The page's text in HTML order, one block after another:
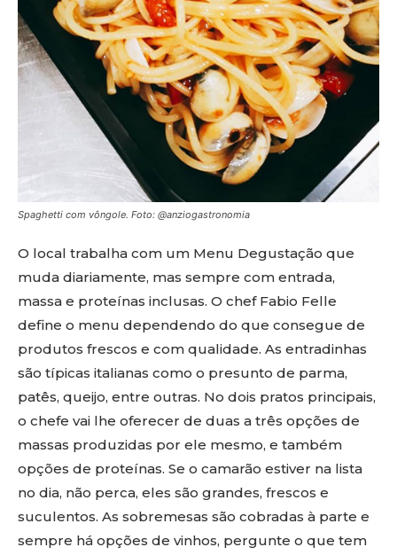
Spaghetti com vôngole. Foto: @anziogastronomia
O local trabalha com um Menu Degustação que
muda diariamente, mas sempre com entrada,
massa e proteínas inclusas. O chef Fabio Felle
define o menu dependendo do que consegue de
produtos frescos e com qualidade. As entradinhas
são típicas italianas como o presunto de parma,
patês, queijo, entre outras. No dois pratos principais,
o chefe vai lhe oferecer de duas a três opções de
massas produzidas por ele mesmo, e também
opções de proteínas. Se o camarão estiver na lista
no dia, não perca, eles são grandes, frescos e
suculentos. As sobremesas são cobradas à parte e
sempre há opções de vinhos, pergunte o que tem